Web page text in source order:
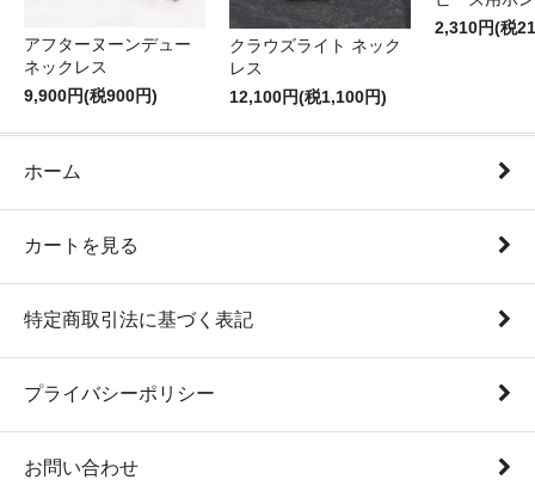
アフターヌーンデュー
ネックレス
9,900円(税900円)
クラウズライト ネック
レス
12,100円(税1,100円)
2,310円(税
ホーム
カートを見る
特定商取引法に基づく表記
プライバシーポリシー
お問い合わせ